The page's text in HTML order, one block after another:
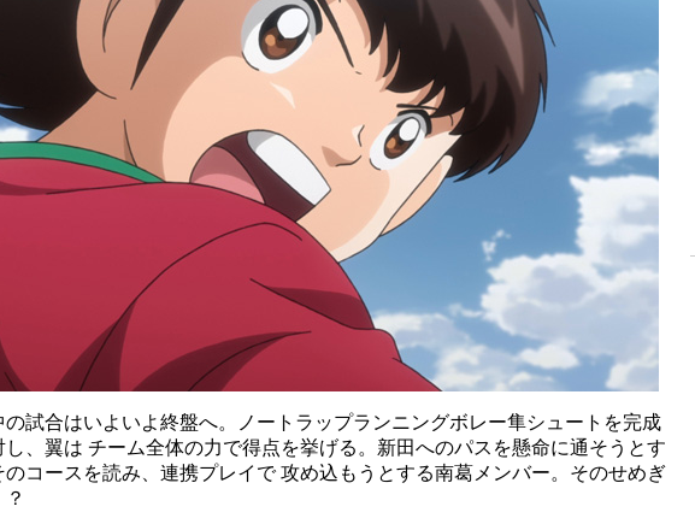
試合はいよいよ終盤へ。ノートラップランニングボレー隼シュートを完成
し、翼は チーム全体の力で得点を挙げる。新田へのパスを懸命に通そうとす
のコースを読み、連携プレイで 攻め込もうとする南葛メンバー。そのせめぎ